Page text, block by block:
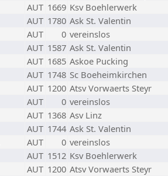
AUT 1669 Ksv Boehlerwerk
AUT 1780 Ask St. Valentin
AUT 0 vereinslos
AUT 1587 Ask St. Valentin
AUT 1685 Askoe Pucking
AUT 1748 Sc Boeheimkirchen
AUT 1200 Atsv Vorwaerts Steyr
AUT 0 vereinslos
AUT 1368 Asv Linz
AUT 1744 Ask St. Valentin
AUT 0 vereinslos
AUT 1512 Ksv Boehlerwerk
AUT 1200 Atsv Vorwaerts Steyr